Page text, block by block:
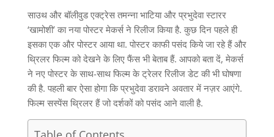
साउथ और बॉलीवुड एक्ट्रेस तमन्ना भाटिया और प्रभुदेवा स्टारर
‘खामोशी’ का नया पोस्टर मेकर्स ने रिलीज किया है. कुछ दिन पहले ही
इसका एक और पोस्टर आया था. पोस्टर काफी पसंद किये जा रहे हैं और
थ्रिलर फिल्म को देखने के लिए फैंस भी बेताब हैं. आपको बता दें, मेकर्स
ने नए पोस्टर के साथ-साथ फिल्म के ट्रेलर रिलीज डेट की भी घोषणा
की है. पहली बार ऐसा होगा कि प्रभुदेवा डरावने अवतार में नज़र आएंगे.
फिल्म सस्पेंस थ्रिलर हैं जो दर्शकों को पसंद आने वाली है.